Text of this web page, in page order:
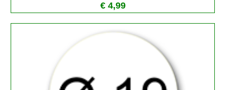
€ 4,99